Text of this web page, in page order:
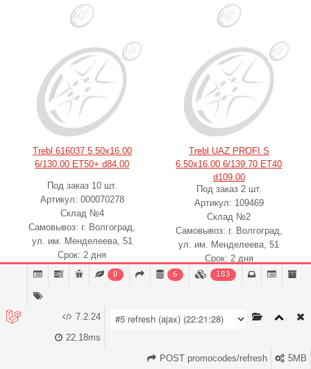
Trebl 616037 5.50x16.00
6/130.00 ET50+ d84.00
Под заказ 10 шт.
Артикул: 000070278
Склад №4
Самовывоз: г. Волгоград,
ул. им. Менделеева, 51
Срок: 2 дня
₽
1 + В корзину
Trebl UAZ PROFI S
6.50x16.00 6/139.70 ET40
d109.00
Под заказ 2 шт.
Артикул: 109469
Склад №2
Самовывоз: г. Волгоград,
ул. им. Менделеева, 51
Срок: 2 дня
3830
-8%
0 6 183
7.2.24
22.18ms
5MB
POST promocodes/refresh